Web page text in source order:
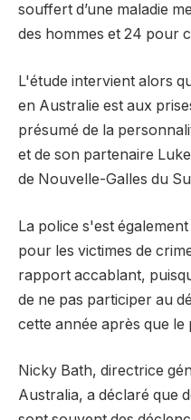
souffert d’une maladie
des hommes et 24 pour
L'étude intervient alors
en Australie est aux
présumé de la
et de son partenaire
de Nouvelle-Galles du
La police s'est
pour les victimes de
rapport accablant,
de ne pas participer au
cette année après que le
Nicky Bath, directrice
Australia, a déclaré que